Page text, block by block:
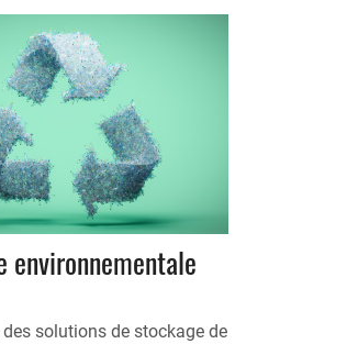
environnementale
des solutions de stockage de